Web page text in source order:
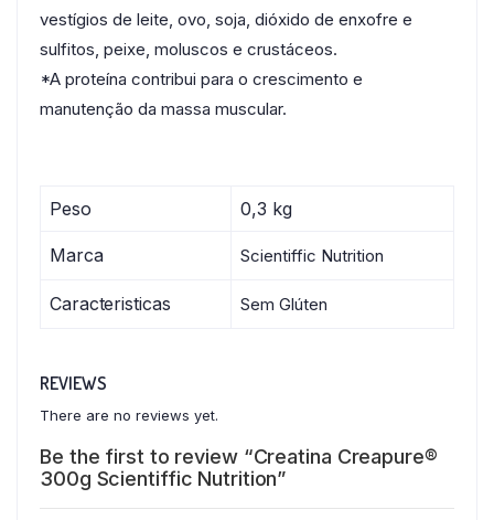
vestígios de leite, ovo, soja, dióxido de enxofre e
sulfitos, peixe, moluscos e crustáceos.
*A proteína contribui para o crescimento e
manutenção da massa muscular.
Peso 0,3 kg
Marca Scientiffic Nutrition
Caracteristicas Sem Glúten
REVIEWS
There are no reviews yet.
Be the first to review “Creatina Creapure®
300g Scientiffic Nutrition”